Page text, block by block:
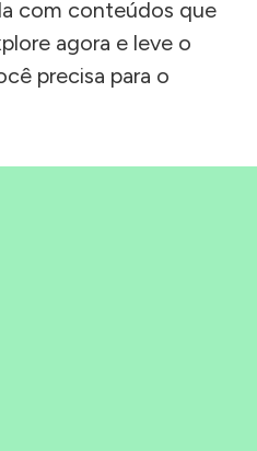
com conteúdos que
agora e leve o
precisa para o